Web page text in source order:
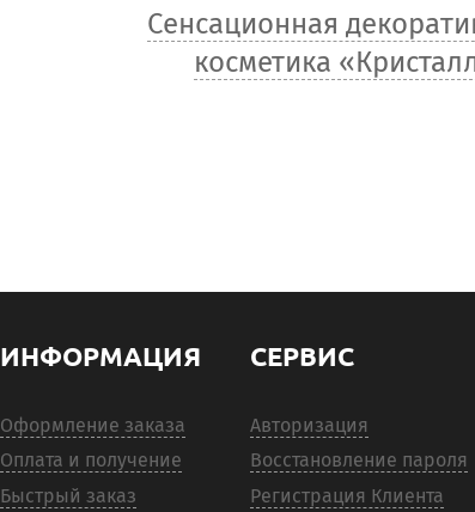
Сенсационная
косметика
ИНФОРМАЦИЯ
Оформление заказа
Оплата и получение
Быстрый заказ
СЕРВИС
Авторизация
Восстановление пароля
Регистрация Клиента